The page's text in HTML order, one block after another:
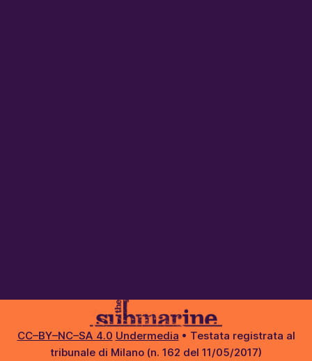
CC–BY–NC–SA 4.0 Undermedia • Testata registrata al
tribunale di Milano (n. 162 del 11/05/2017)